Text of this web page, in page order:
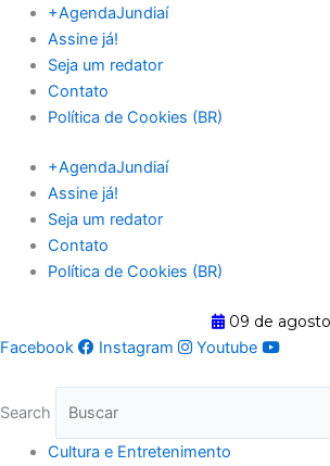
para
conteúdo
+AgendaJundiaí
Assine já!
Seja um redator
Contato
Política de Cookies (BR)
+AgendaJundiaí
Assine já!
Seja um redator
Contato
Política de Cookies (BR)
09 de
Facebook
Instagram Youtube
Search
Cultura e Entretenimento